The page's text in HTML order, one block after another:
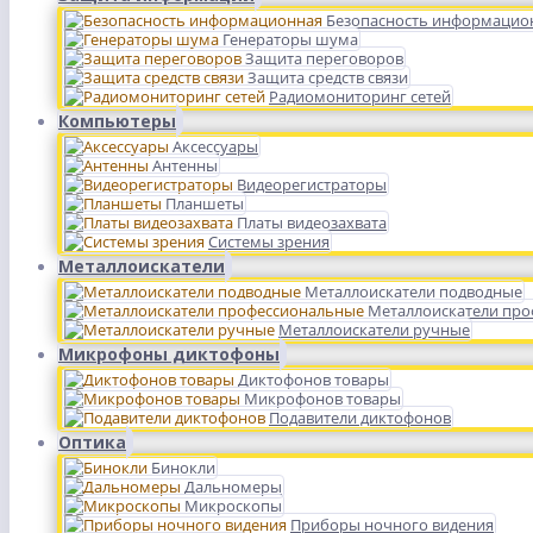
Безопасность
Генераторы шума
Защита переговоров
Защита средств связи
Радиомониторинг сетей
Компьютеры
Аксессуары
Антенны
Видеорегистраторы
Планшеты
Платы видеозахвата
Системы зрения
Металлоискатели
Металлоискатели подводные
Металлоискатели
Металлоискатели ручные
Микрофоны диктофоны
Диктофонов товары
Микрофонов товары
Подавители диктофонов
Оптика
Бинокли
Дальномеры
Микроскопы
Приборы ночного видения